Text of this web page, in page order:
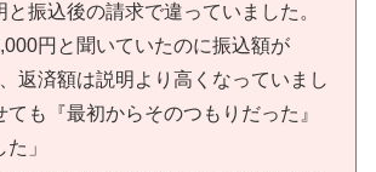
振込後の請求で違っていました。
円と聞いていたのに振込額が
返済額は説明より高くなっていまし
も『最初からそのつもりだった』
」